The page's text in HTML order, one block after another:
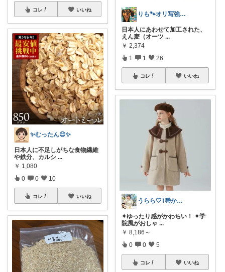
コレ いいね
✨むったん😊✨
日本人に不足しがちな食物繊維
や鉄分、カルシ ...
￥ 1,080
0 0 10
コレ いいね
りも🐾オリ写強化中📸経由購入♥感謝
日本人にあわせて加工された、
えん麦（オーツ ...
￥ 2,374
1 1 26
コレ いいね
うらら🤍⌇🉐かわいい暮らし
✦ゆったり感がかわちい！ ✦学
院風がおしゃ ...
￥ 8,186～
0 0 5
コレ いいね